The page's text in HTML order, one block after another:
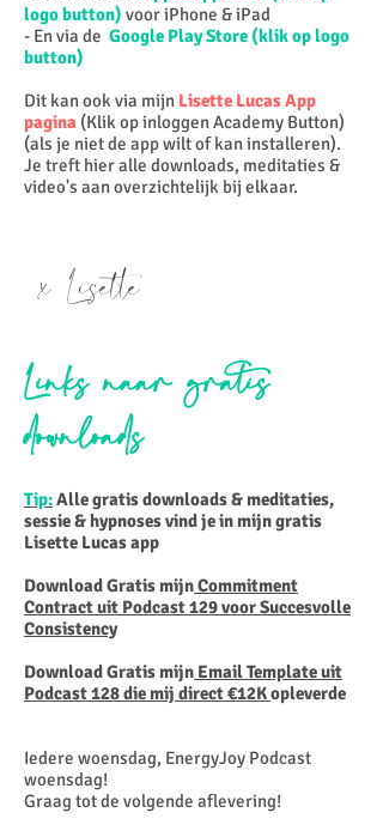
logo button) voor iPhone & iPad
- En via de Google Play Store (klik op logo
button)
Dit kan ook via mijn Lisette Lucas App
pagina (Klik op inloggen Academy Button)
(als je niet de app wilt of kan installeren).
Je treft hier alle downloads, meditaties &
video's aan overzichtelijk bij elkaar.
x Lisette
Links naar gratis
downloads
Tip:Alle gratis downloads & meditaties,
sessie & hypnoses vind je in mijn gratis
Lisette Lucas app
Download Gratis mijnCommitment
Contract uit Podcast 129 voor Succesvolle
Consistency
Download Gratis mijn Email Template uit
Podcast 128 die mij direct €12Kopleverde
Iedere woensdag, EnergyJoy Podcast
woensdag!
Graag tot de volgende aflevering!